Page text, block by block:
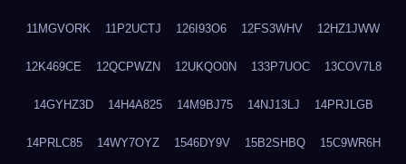
11MGVORK 11P2UCTJ 126I93O6 12FS3WHV 12HZ1JWW
12K469CE 12QCPWZN 12UKQO0N 133P7UOC 13COV7L8
14GYHZ3D 14H4A825 14M9BJ75 14NJ13LJ 14PRJLGB
14PRLC85 14WY7OYZ 1546DY9V 15B2SHBQ 15C9WR6H